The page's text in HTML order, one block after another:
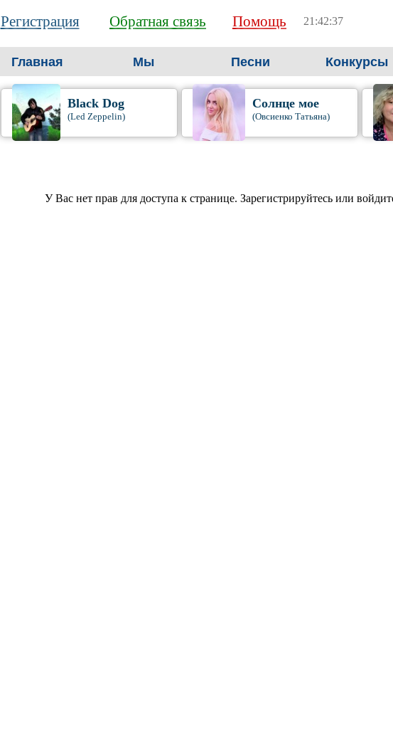
Регистрация Обратная связь Помощь 21:42:38
Главная Мы Песни Конкурсы
Black Dog
(Led Zeppelin)
Солнце мое
(Овсиенко Татьяна)
У Вас нет прав для доступа к странице. Зарегистрируйтесь или